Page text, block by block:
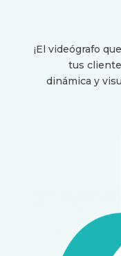
¡El videógrafo
tus
dinámica y